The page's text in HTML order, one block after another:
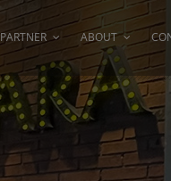
PARTNER ABOUT